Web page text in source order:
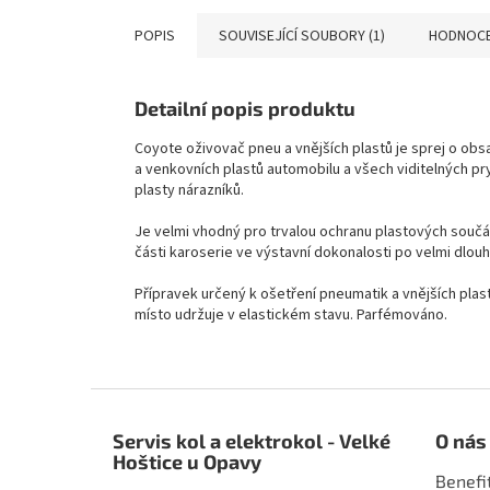
POPIS SOUVISEJÍCÍ SOUBORY (1)
Detailní popis produktu
Coyote oživovač pneu a vnějších plastů je sprej o
a venkovních plastů automobilu a všech viditelných
plasty nárazníků.
Je velmi vhodný pro trvalou ochranu plastových
části karoserie ve výstavní dokonalosti po velmi
Přípravek určený k ošetření pneumatik a vnějších
místo udržuje v elastickém stavu. Parfémováno.
Servis kol a elektrokol - Velké
Hoštice u Opavy
O nás